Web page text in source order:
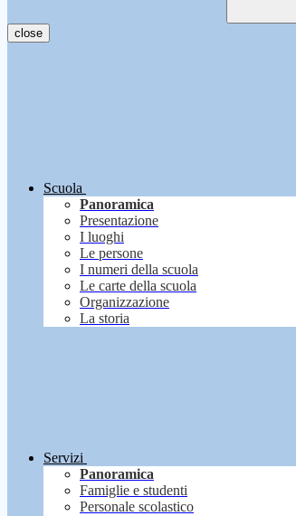
close
Scuola
Panoramica
Presentazione
I luoghi
Le persone
I numeri della scuola
Le carte della scuola
Organizzazione
La storia
Servizi
Panoramica
Famiglie e studenti
Personale scolastico